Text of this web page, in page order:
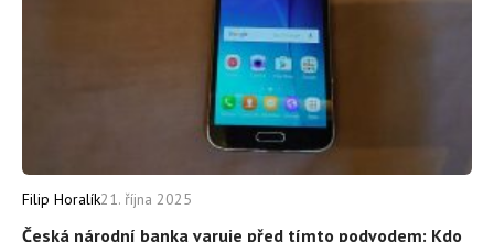
Česká národní banka varuje před tímto podvodem: Kdo
Filip Horalík21. října 2025